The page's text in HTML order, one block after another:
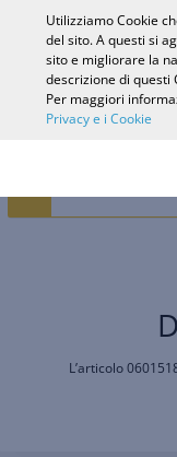
Ricerca veicolo
Cerca nel
Webshop
La Selezione del
Seleziona i
L’articolo
Utilizziamo Cookie
del sito. A questi si
sito e migliorare la
descrizione di questi
Per maggiori
Privacy e i Cookie